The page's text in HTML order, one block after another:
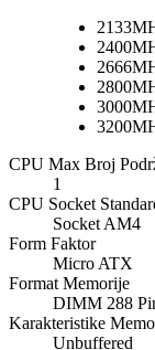
CPU Max Broj
1
CPU Socket
Socket AM4
Form Faktor
Micro ATX
Format Memorije
DIMM 288
Karakteristike
Unbuffered